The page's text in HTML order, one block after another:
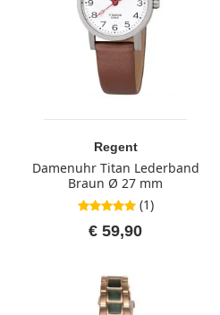
Regent
Damenuhr Titan Lederband
Braun Ø 27 mm
5,0 von 5 Sternen
(1)
€ 59,90